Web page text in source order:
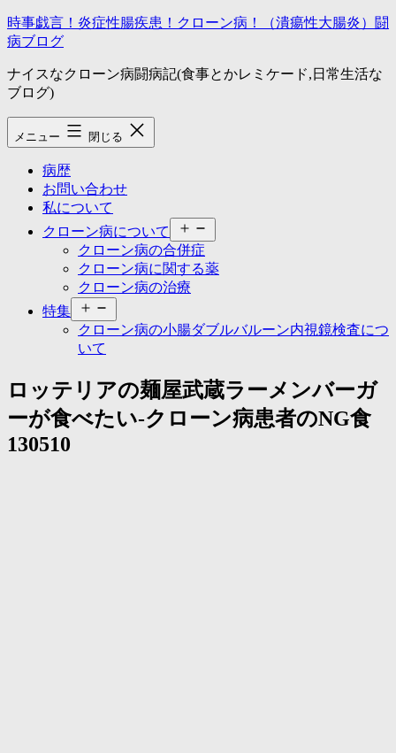
コ
ン
ン
ツ
へ
ス
キ
時事戯言！炎症性腸疾患！クローン病！（潰瘍性大腸炎）闘
病ブログ
ナイスなクローン病闘病記(食事とかレミケード,日常生活な
ブログ)
メニュー 閉じる
病歴
お問い合わせ
私について
クローン病について
ニ
ュ
ー
く
クローン病の合併症
クローン病に関する薬
クローン病の治療
特集
ニ
ュ
開
クローン病の小腸ダブルバルーン内視鏡検査につ
いて
ロッテリアの麺屋武蔵ラーメンバーガ
ーが食べたい-クローン病患者のNG食
130510